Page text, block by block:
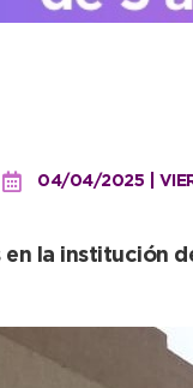
04/04/2025 |
la institución